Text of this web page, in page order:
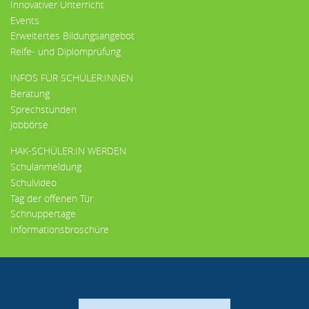
Innovativer Unterricht
Events
Erweitertes Bildungsangebot
Reife- und Diplomprüfung
INFOS FÜR SCHÜLER:INNEN
Beratung
Sprechstunden
Jobbörse
HAK-SCHÜLER:IN WERDEN
Schulanmeldung
Schulvideo
Tag der offenen Tür
Schnuppertage
Informationsbroschüre